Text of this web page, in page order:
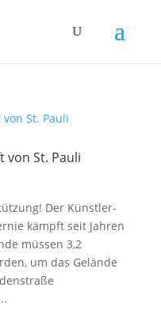
von St. Pauli
Der Künstler-
kämpft seit Jahren
müssen 3,2
um das Gelände